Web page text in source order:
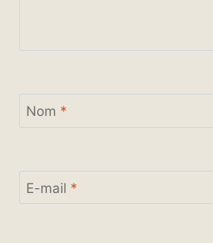
Nom *
E-mail *